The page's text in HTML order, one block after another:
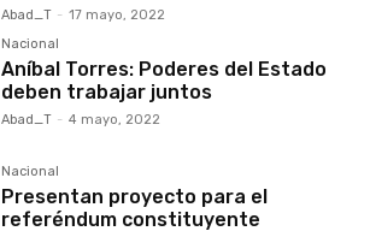
Abad_T - 17 mayo, 2022
Nacional
Aníbal Torres: Poderes del Estado
deben trabajar juntos
Abad_T - 4 mayo, 2022
Nacional
Presentan proyecto para el
referéndum constituyente